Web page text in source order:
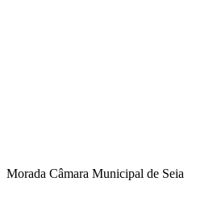
Morada Câmara Municipal de Seia